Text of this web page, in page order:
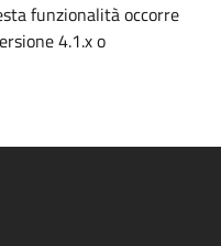
funzionalità occorre
4.1.x o